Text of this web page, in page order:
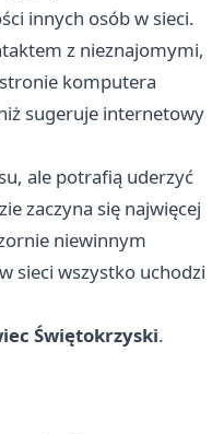
innych osób w sieci.
z nieznajomymi,
komputera
sugeruje internetowy
ale potrafią uderzyć
zaczyna się najwięcej
niewinnym
sieci wszystko uchodzi
Świętokrzyski.